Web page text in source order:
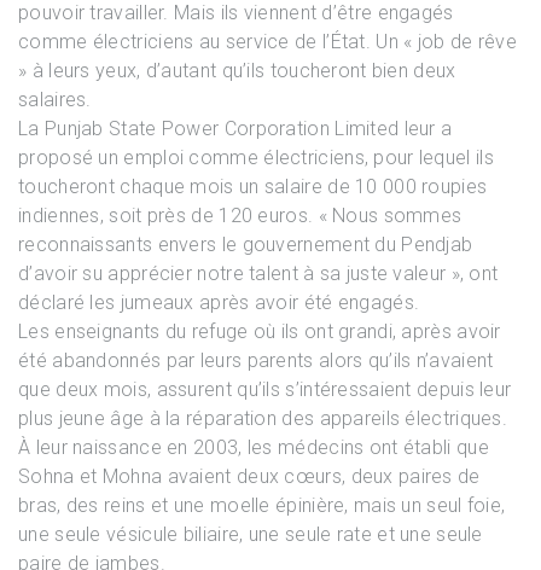
pouvoir travailler. Mais ils viennent d’être engagés
comme électriciens au service de l’État. Un « job de rêve
» à leurs yeux, d’autant qu’ils toucheront bien deux
salaires.
La Punjab State Power Corporation Limited leur a
proposé un emploi comme électriciens, pour lequel ils
toucheront chaque mois un salaire de 10 000 roupies
indiennes, soit près de 120 euros. « Nous sommes
reconnaissants envers le gouvernement du Pendjab
d’avoir su apprécier notre talent à sa juste valeur », ont
déclaré les jumeaux après avoir été engagés.
Les enseignants du refuge où ils ont grandi, après avoir
été abandonnés par leurs parents alors qu’ils n’avaient
que deux mois, assurent qu’ils s’intéressaient depuis leur
plus jeune âge à la réparation des appareils électriques.
À leur naissance en 2003, les médecins ont établi que
Sohna et Mohna avaient deux cœurs, deux paires de
bras, des reins et une moelle épinière, mais un seul foie,
une seule vésicule biliaire, une seule rate et une seule
paire de jambes.